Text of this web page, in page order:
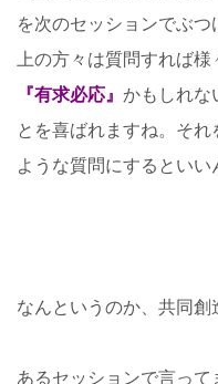
を次のセッションでぶつ
上の方々は質問すれば
『有求必応』 かもしれな
とを喜ばれますね。そ
ような質問にするといい
なんというのか、共同創
あるセッションで言って